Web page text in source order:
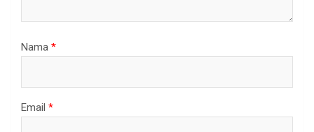
Nama *
Email *